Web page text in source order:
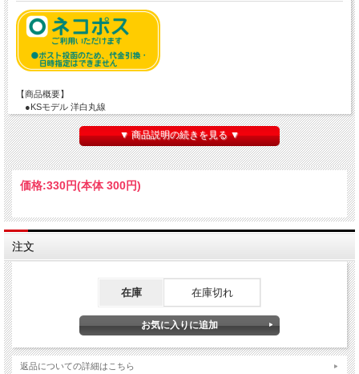
【商品概要】
●KSモデル 洋白丸線
●直径：0.4mm
●長さ：250mm
●入数：6本入
▼ 商品説明の続きを見る ▼
価格:330円(本体 300円)
注文
在庫 在庫切れ
返品についての詳細はこちら